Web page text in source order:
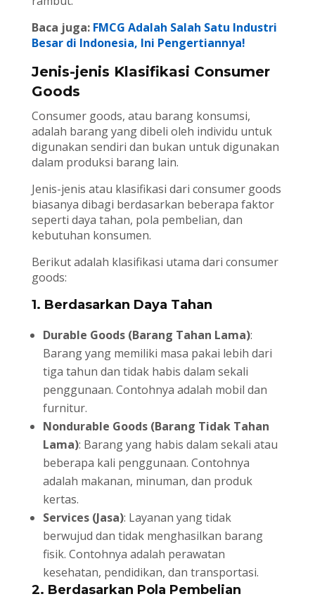
Baca juga: FMCG Adalah Salah Satu Industri
Besar di Indonesia, Ini Pengertiannya!
Jenis-jenis Klasifikasi Consumer
Goods
Consumer goods, atau barang konsumsi,
adalah barang yang dibeli oleh individu untuk
digunakan sendiri dan bukan untuk digunakan
dalam produksi barang lain.
Jenis-jenis atau klasifikasi dari consumer goods
biasanya dibagi berdasarkan beberapa faktor
seperti daya tahan, pola pembelian, dan
kebutuhan konsumen.
Berikut adalah klasifikasi utama dari consumer
goods:
1. Berdasarkan Daya Tahan
Durable Goods (Barang Tahan Lama):
Barang yang memiliki masa pakai lebih dari
tiga tahun dan tidak habis dalam sekali
penggunaan. Contohnya adalah mobil dan
furnitur.
Nondurable Goods (Barang Tidak Tahan
Lama): Barang yang habis dalam sekali atau
beberapa kali penggunaan. Contohnya
adalah makanan, minuman, dan produk
kertas.
Services (Jasa): Layanan yang tidak
berwujud dan tidak menghasilkan barang
fisik. Contohnya adalah perawatan
kesehatan, pendidikan, dan transportasi.
2. Berdasarkan Pola Pembelian